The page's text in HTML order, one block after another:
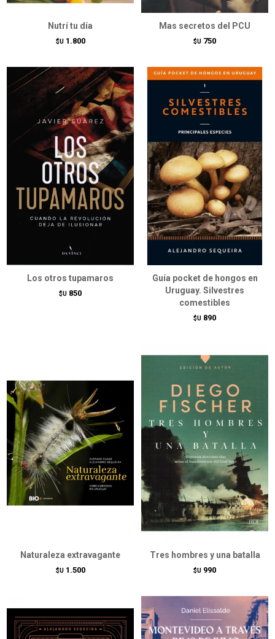
Nutrí tu día
$U 1.800
Mas secretos del PCU
$U 750
Los otros tupamaros
$U 850
Guía pocket de hongos en
Uruguay. Silvestres
comestibles
$U 890
Naturaleza extravagante
$U 1.500
Tres hombres y una batalla
$U 990